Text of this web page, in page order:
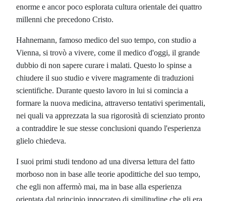
enorme e ancor poco esplorata cultura orientale dei quattro
millenni che precedono Cristo.
Hahnemann, famoso medico del suo tempo, con studio a
Vienna, si trovò a vivere, come il medico d'oggi, il grande
dubbio di non sapere curare i malati. Questo lo spinse a
chiudere il suo studio e vivere magramente di traduzioni
scientifiche. Durante questo lavoro in lui si comincia a
formare la nuova medicina, attraverso tentativi sperimentali,
nei quali va apprezzata la sua rigorosità di scienziato pronto
a contraddire le sue stesse conclusioni quando l'esperienza
glielo chiedeva.
I suoi primi studi tendono ad una diversa lettura del fatto
morboso non in base alle teorie apodittiche del suo tempo,
che egli non affermò mai, ma in base alla esperienza
orientata dal principio ippocrateo di similitudine che gli era